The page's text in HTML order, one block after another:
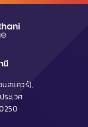
นี
สแควร์),
ะเวศ